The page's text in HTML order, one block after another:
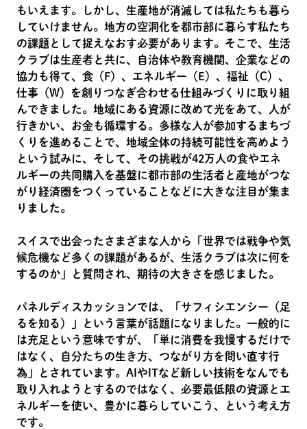
もいえます。しかし、生産地が消滅しては私たちも暮ら
していけません。地方の空洞化を都市部に暮らす私たち
の課題として捉えなおす必要があります。そこで、生活
クラブは生産者と共に、自治体や教育機関、企業などの
協力も得て、食（F）、エネルギー（E）、福祉（C）、
仕事（W）を創りつなぎ合わせる仕組みづくりに取り組
んできました。地域にある資源に改めて光をあて、人が
行きかい、お金も循環する。多様な人が参加するまちづ
くりを進めることで、地域全体の持続可能性を高めよう
という試みに、そして、その挑戦が42万人の食やエネ
ルギーの共同購入を基盤に都市部の生活者と産地がつな
がり経済圏をつくっていることなどに大きな注目が集ま
りました。
スイスで出会ったさまざまな人から「世界では戦争や気
候危機など多くの課題があるが、生活クラブは次に何を
するのか」と質問され、期待の大きさを感じました。
パネルディスカッションでは、「サフィシエンシー（足
るを知る）」という言葉が話題になりました。一般的に
は充足という意味ですが、「単に消費を我慢するだけで
はなく、自分たちの生き方、つながり方を問い直す行
為」とされています。AIやITなど新しい技術をなんでも
取り入れようとするのではなく、必要最低限の資源とエ
ネルギーを使い、豊かに暮らしていこう、という考え方
です。